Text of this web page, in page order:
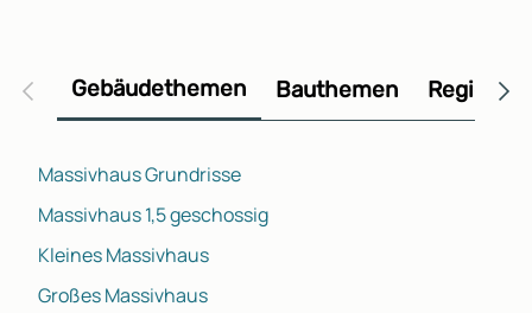
Gebäudethemen Bauthemen
Massivhaus Grundrisse
Massivhaus 1,5 geschossig
Kleines Massivhaus
Großes Massivhaus